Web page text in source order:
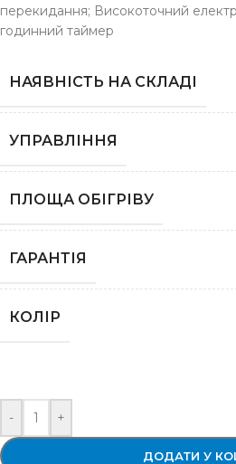
перекидання; Високоточний
годинний таймер
НАЯВНІСТЬ НА СКЛАДІ
УПРАВЛІННЯ
ПЛОЩА ОБІГРІВУ
ГАРАНТІЯ
КОЛІР
- +
ДОДАТИ У